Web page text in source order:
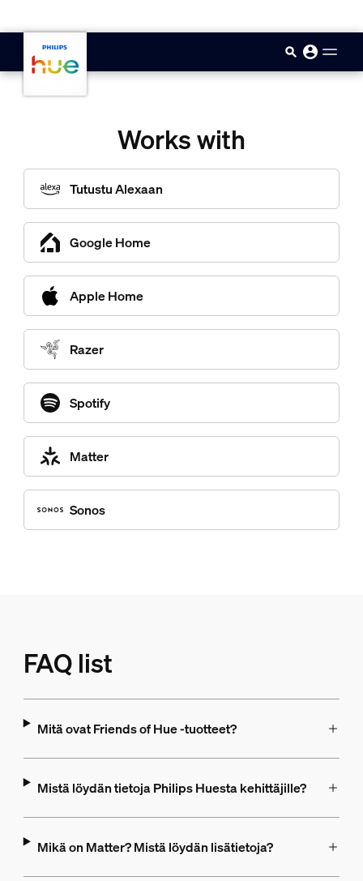
Works with
Tutustu Alexaan
Google Home
Apple Home
Razer
Spotify
Matter
Sonos
FAQ list
Mitä ovat Friends of Hue -tuotteet?
Mistä löydän tietoja Philips Huesta kehittäjille?
Mikä on Matter? Mistä löydän lisätietoja?